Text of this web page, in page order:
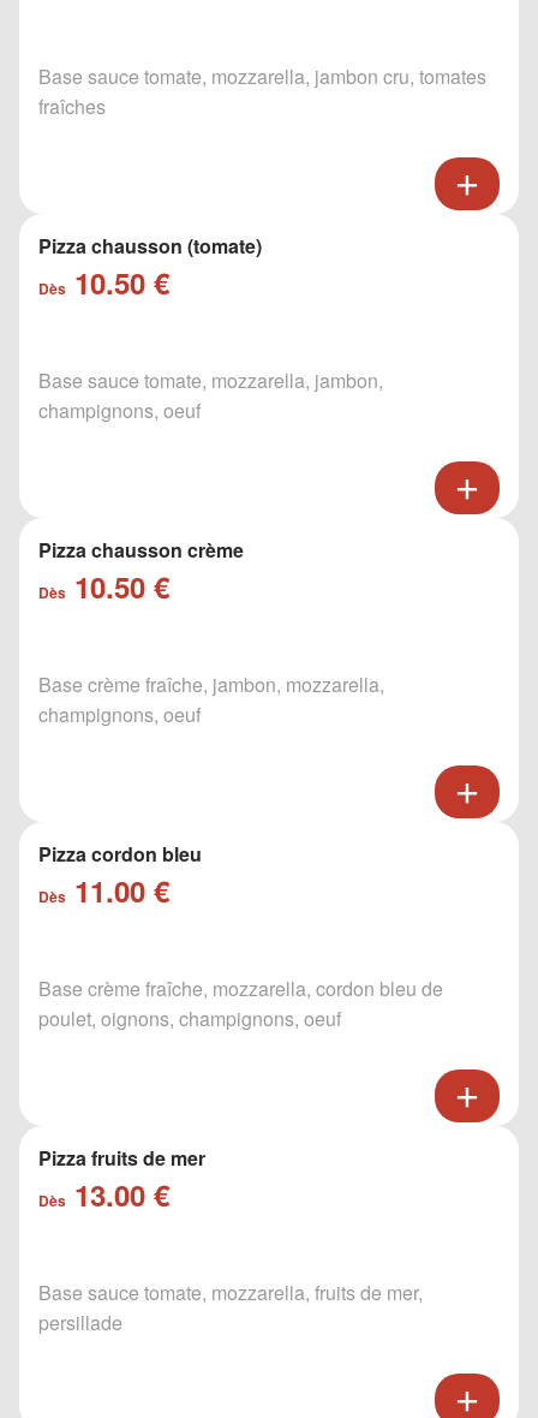
Base sauce tomate, mozzarella, jambon cru, tomates
fraîches
Pizza chausson (tomate)
Dès 10.50 €
Base sauce tomate, mozzarella, jambon,
champignons, oeuf
Pizza chausson crème
Dès 10.50 €
Base crème fraîche, jambon, mozzarella,
champignons, oeuf
Pizza cordon bleu
Dès 11.00 €
Base crème fraîche, mozzarella, cordon bleu de
poulet, oignons, champignons, oeuf
Pizza fruits de mer
Dès 13.00 €
Base sauce tomate, mozzarella, fruits de mer,
persillade